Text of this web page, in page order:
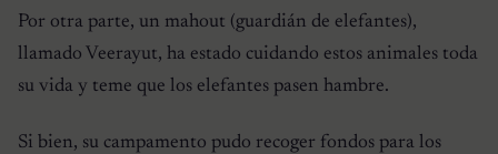
Por otra parte, un mahout (guardián de elefantes),
llamado Veerayut, ha estado cuidando estos animales toda
su vida y teme que los elefantes pasen hambre.
Si bien, su campamento pudo recoger fondos para los